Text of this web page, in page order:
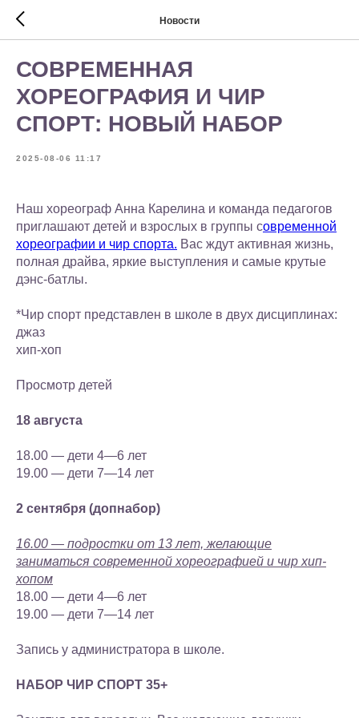
Новости
СОВРЕМЕННАЯ
ХОРЕОГРАФИЯ И ЧИР
СПОРТ: НОВЫЙ НАБОР
2025-08-06 11:17
Наш хореограф Анна Карелина и команда педагогов
приглашают детей и взрослых в группы современной
хореографии и чир спорта. Вас ждут активная жизнь,
полная драйва, яркие выступления и самые крутые
дэнс-батлы.
*Чир спорт представлен в школе в двух дисциплинах:
джаз
хип-хоп
Просмотр детей
18 августа
18.00 — дети 4—6 лет
19.00 — дети 7—14 лет
2 сентября (допнабор)
16.00 — подростки от 13 лет, желающие
заниматься современной хореографией и чир хип-
хопом
18.00 — дети 4—6 лет
19.00 — дети 7—14 лет
Запись у администратора в школе.
НАБОР ЧИР СПОРТ 35+